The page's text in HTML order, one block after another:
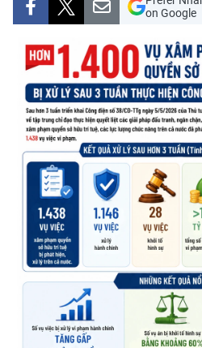
GIÁO DỤC
Y TẾ
KHOA HỌC - CÔNG NGHỆ
MÔI TRƯỜNG
BẠN ĐỌC
KIỂM CHỨNG THÔNG TIN
TRI THỨC CHUYÊN SÂU
54 DÂN TỘC VIỆT NAM
on Google